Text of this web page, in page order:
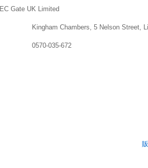
EC Gate UK Limited
Kingham Chambers, 5 Nelson Street,
0570-035-672